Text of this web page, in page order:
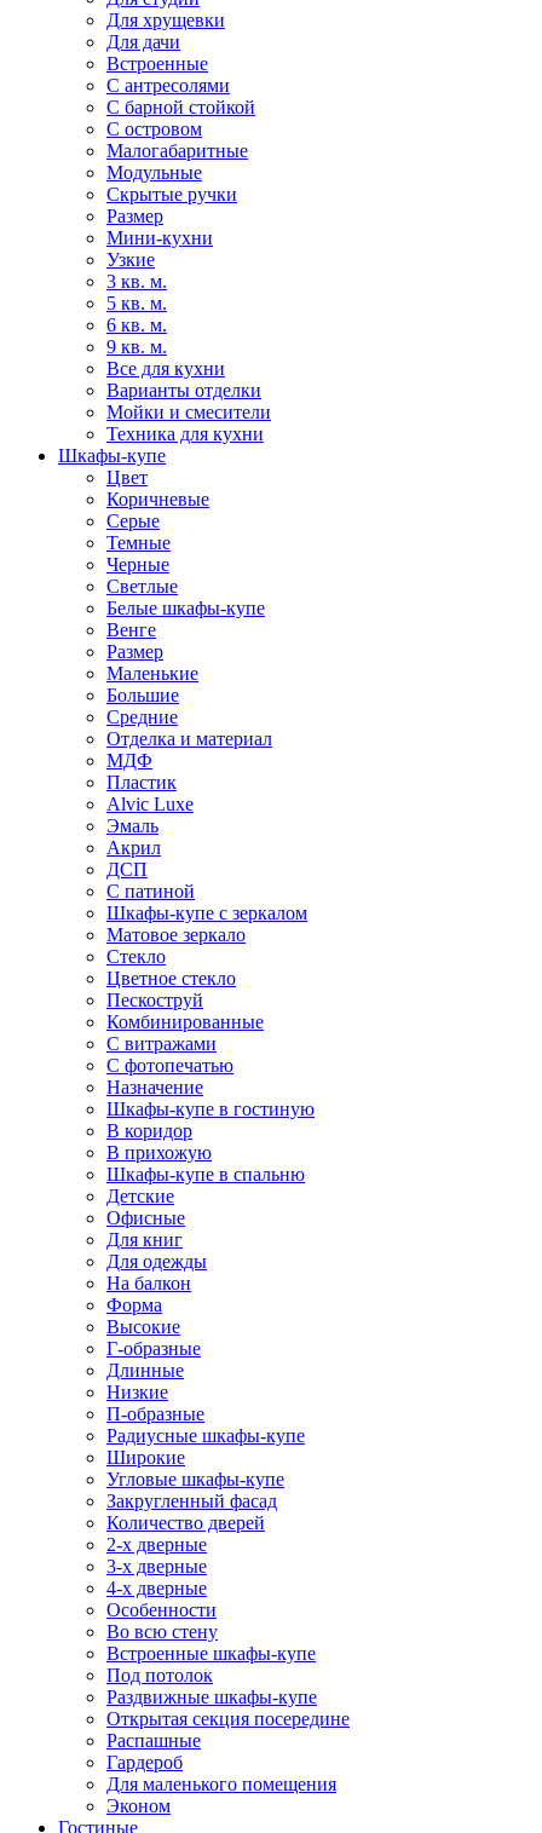
Для хрущевки
Для дачи
Встроенные
С антресолями
С барной стойкой
С островом
Малогабаритные
Модульные
Скрытые ручки
Размер
Мини-кухни
Узкие
3 кв. м.
5 кв. м.
6 кв. м.
9 кв. м.
Все для кухни
Варианты отделки
Мойки и смесители
Техника для кухни
Шкафы-купе
Цвет
Коричневые
Серые
Темные
Черные
Светлые
Белые шкафы-купе
Венге
Размер
Маленькие
Большие
Средние
Отделка и материал
МДФ
Пластик
Alvic Luxe
Эмаль
Акрил
ДСП
С патиной
Шкафы-купе с зеркалом
Матовое зеркало
Стекло
Цветное стекло
Пескоструй
Комбинированные
С витражами
С фотопечатью
Назначение
Шкафы-купе в гостиную
В коридор
В прихожую
Шкафы-купе в спальню
Детские
Офисные
Для книг
Для одежды
На балкон
Форма
Высокие
Г-образные
Длинные
Низкие
П-образные
Радиусные шкафы-купе
Широкие
Угловые шкафы-купе
Закругленный фасад
Количество дверей
2-х дверные
3-х дверные
4-х дверные
Особенности
Во всю стену
Встроенные шкафы-купе
Под потолок
Раздвижные шкафы-купе
Открытая секция посередине
Распашные
Гардероб
Для маленького помещения
Эконом
Гостиные